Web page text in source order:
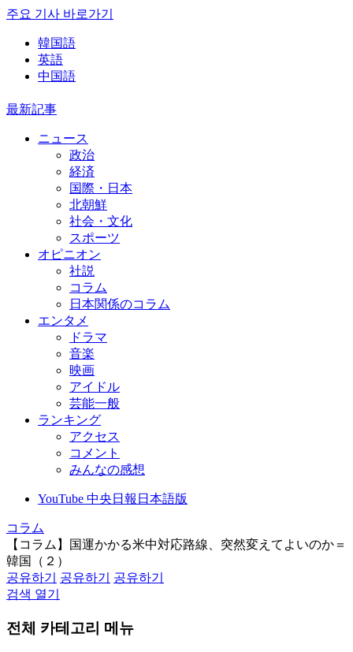
주요 기사 바로가기
韓国語
英語
中国語
最新記事
ニュース
政治
経済
国際・日本
北朝鮮
社会・文化
スポーツ
オピニオン
社説
コラム
日本関係のコラム
エンタメ
ドラマ
音楽
映画
アイドル
芸能一般
ランキング
アクセス
コメント
みんなの感想
YouTube 中央日報日本語版
コラム
【コラム】国運かかる米中対応路線、突然変えてよいのか＝
韓国（２）
공유하기
공유하기
공유하기
검색 열기
전체 카테고리 메뉴